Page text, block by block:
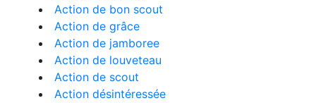
Action de bon scout
Action de grâce
Action de jamboree
Action de louveteau
Action de scout
Action désintéressée